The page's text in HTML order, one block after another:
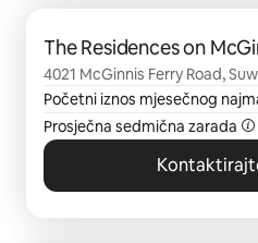
The Residences on
4021 McGinnis Ferry Road,
Početni iznos mjesečnog
Prosječna sedmična zarada